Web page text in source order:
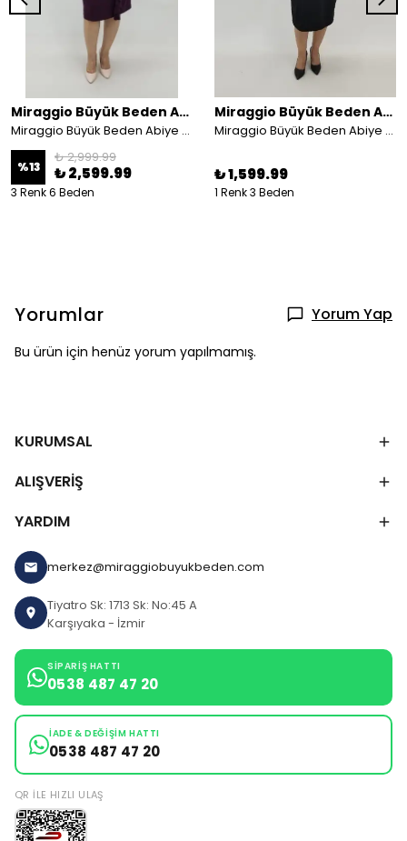
Miraggio Büyük Beden Abiye Elbise
Miraggio Büyük Beden Abiye Elbise 4639
%13
₺ 2,999.99
₺ 2,599.99
3 Renk 6 Beden
Miraggio Büyük Beden Abiye Elbise
Miraggio Büyük Beden Abiye Elbise 99835 SİYAH
₺ 1,599.99
1 Renk 3 Beden
Yorumlar Yorum Yap
Bu ürün için henüz yorum yapılmamış.
KURUMSAL
ALIŞVERİŞ
YARDIM
merkez@miraggiobuyukbeden.com
Tiyatro Sk: 1713 Sk: No:45 A
Karşıyaka - İzmir
SIPARIŞ HATTI
0538 487 47 20
İADE & DEĞIŞIM HATTI
0538 487 47 20
QR ILE HIZLI ULAŞ